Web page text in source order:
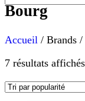
Bourg
Accueil / Brands
7 résultats affichés